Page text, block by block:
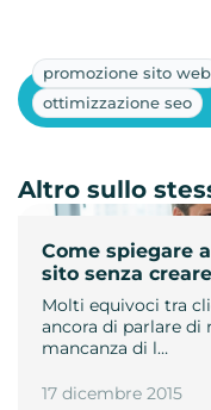
promozione sito web
ottimizzazione seo
Come spiegare
sito senza
Molti equivoci tra
ancora di parlare di
mancanza di l…
17 dicembre 2015
Altro sullo